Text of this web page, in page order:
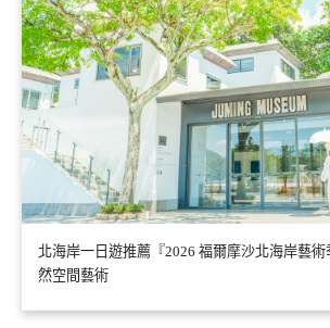
北海岸一日遊推薦『2026 福爾摩沙北海岸藝
然空間藝術